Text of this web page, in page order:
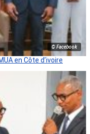
© Facebook
en Côte d’ivoire